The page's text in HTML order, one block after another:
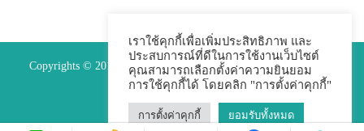
Copyrights © 2015 Premium Perfect Co.,ltd. All Rights Reserved.
เราใช้คุกกี้เพื่อเพิ่มประสิทธิภาพ และ
ประสบการณ์ที่ดีในการใช้งานเว็บไซต์
คุณสามารถเลือกตั้งค่าความยินยอม
การใช้คุกกี้ได้ โดยคลิก "การตั้งค่าคุกกี้"
การตั้งค่าคุกกี้ ยอมรับทั้งหมด